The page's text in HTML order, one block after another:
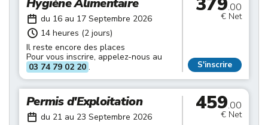
Hygiène Alimentaire
du 16 au 17 Septembre 2026
14 heures (2 jours)
Il reste encore des places
Pour vous inscrire, appelez-nous au
03 74 79 02 20 .
.00
€ Net
S'inscrire
Permis d'Exploitation
du 21 au 23 Septembre 2026
459.00
€ Net